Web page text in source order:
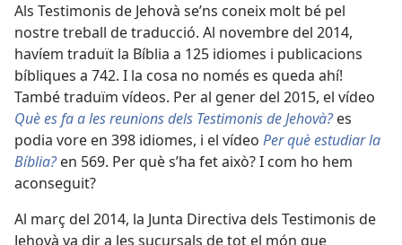
Als Testimonis de Jehovà se’ns coneix molt bé pel
nostre treball de traducció. Al novembre del 2014,
havíem traduït la Bíblia a 125 idiomes i publicacions
bíbliques a 742. I la cosa no només es queda ahí!
També traduïm vídeos. Per al gener del 2015, el vídeo
Què es fa a les reunions dels Testimonis de Jehovà?es
podia vore en 398 idiomes, i el vídeo Per què estudiar la
Bíblia?en 569. Per què s’ha fet això? I com ho hem
aconseguit?
Al març del 2014, la Junta Directiva dels Testimonis de
Jehovà va dir a les sucursals de tot el món que